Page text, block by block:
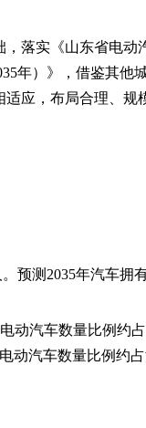
落实《山东省电动
年）》，借鉴其他
应，布局合理、规
预测2035年汽车拥
动汽车数量比例约
动汽车数量比例约